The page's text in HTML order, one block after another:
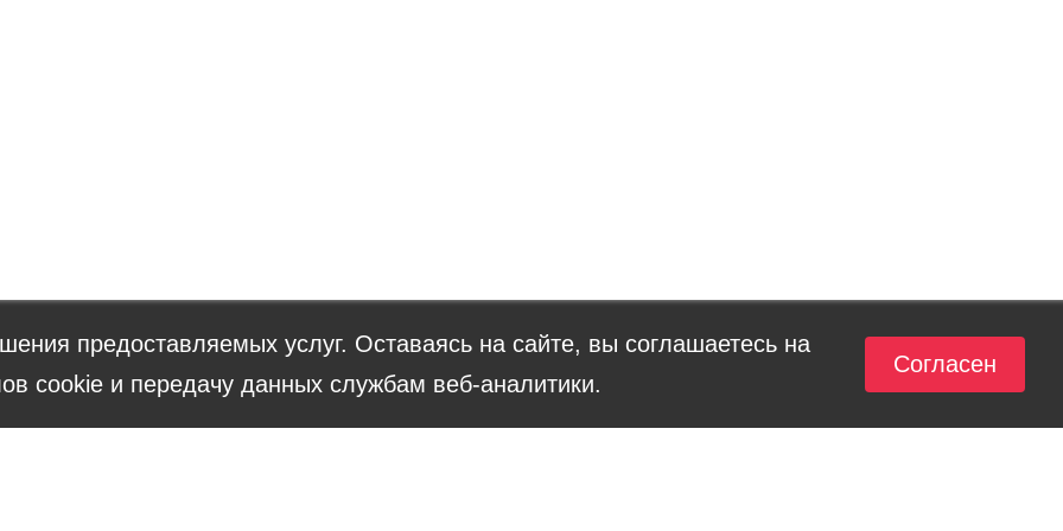
предоставляемых услуг. Оставаясь на сайте, вы соглашаетесь на
cookie и передачу данных службам веб-аналитики.
Согласен